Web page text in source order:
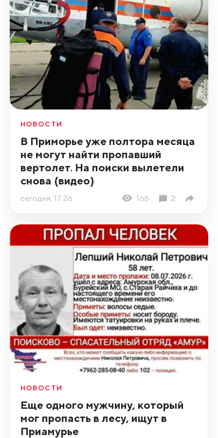
НОВОСТИ
В Приморье уже полтора месяца
не могут найти пропавший
вертолет. На поиски вылетели
снова (видео)
сегодня, 17:26 168 2
НОВОСТИ
Еще одного мужчину, который
мог пропасть в лесу, ищут в
Приамурье